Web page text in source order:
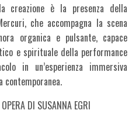
creazione è la presenza della
che accompagna la scena
organica e pulsante, capace
e spirituale della performance
in un’esperienza immersiva
DI SUSANNA EGRI